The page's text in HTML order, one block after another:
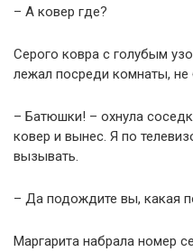
– А ковер где?
Серого ковра с голубым
лежал посреди комнаты, не
– Батюшки! – охнула
ковер и вынес. Я по
вызывать.
– Да подождите вы, какая
Маргарита набрала номер